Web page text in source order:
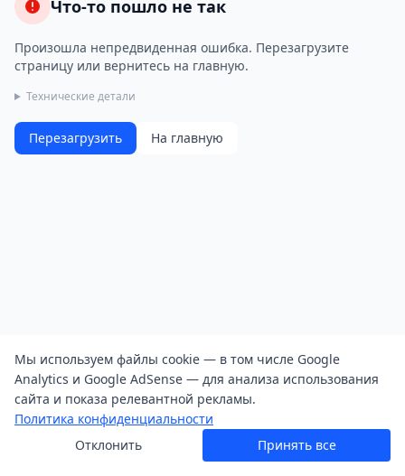
Что-то пошло не так
Произошла непредвиденная ошибка. Перезагрузите
страницу или вернитесь на главную.
Технические детали
Перезагрузить На главную
Мы используем файлы cookie — в том числе Google
Analytics и Google AdSense — для анализа использования
сайта и показа релевантной рекламы.
Политика конфиденциальности
Отклонить
Принять все